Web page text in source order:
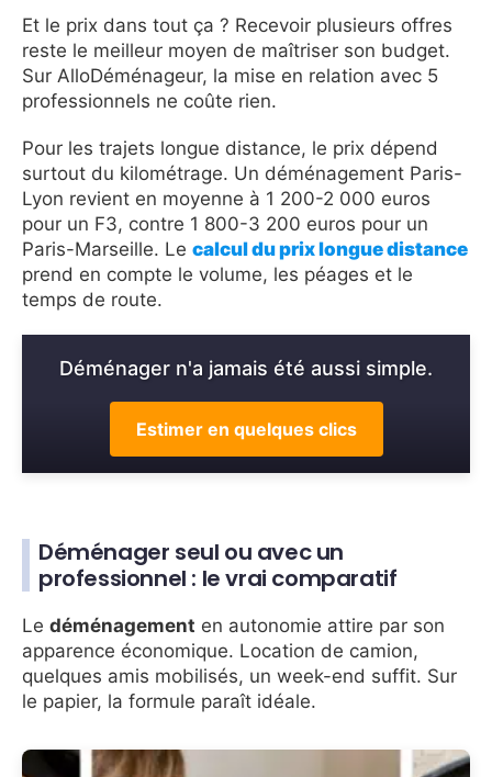
Et le prix dans tout ça ? Recevoir plusieurs offres
reste le meilleur moyen de maîtriser son budget.
Sur AlloDéménageur, la mise en relation avec 5
professionnels ne coûte rien.
Pour les trajets longue distance, le prix dépend
surtout du kilométrage. Un déménagement Paris-
Lyon revient en moyenne à 1 200-2 000 euros
pour un F3, contre 1 800-3 200 euros pour un
Paris-Marseille. Le calcul du prix longue distance
prend en compte le volume, les péages et le
temps de route.
Déménager n'a jamais été aussi simple.
Estimer en quelques clics
Déménager seul ou avec un
professionnel : le vrai comparatif
Le déménagement en autonomie attire par son
apparence économique. Location de camion,
quelques amis mobilisés, un week-end suffit. Sur
le papier, la formule paraît idéale.